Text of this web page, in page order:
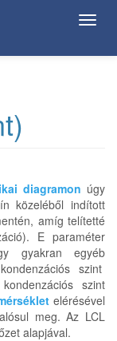
diagramon úgy
közeléből indított
amíg telítetté
E paraméter
gyakran egyéb
szint
szint
elérésével
meg. Az LCL
alapjával.